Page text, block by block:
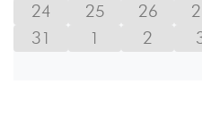
24
25 26
31
1 2